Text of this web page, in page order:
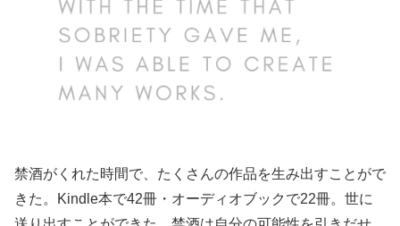
禁酒がくれた時間で、たくさんの作品を生み出すことがで
きた。Kindle本で42冊・オーディオブックで22冊。世に